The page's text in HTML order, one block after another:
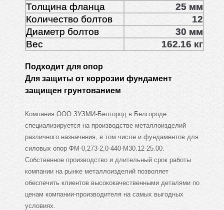
Толщина фланца
25 мм
Количество болтов
12
Диаметр болтов
30 мм
Вес
162.16 кг
Подходит для опор
Для защиты от коррозии фундамент
защищен грунтованием
Компания ООО ЗУЗМИ-Белгород в Белгороде
специализируется на производстве металлоизделий
различного назначения, в том числе и фундаментов для
силовых опор ФМ-0,273-2,0-440-М30.12-25.00.
Собственное производство и длительный срок работы
компании на рынке металлоизделий позволяет
обеспечить клиентов высококачественными деталями по
ценам компании-производителя на самых выгодных
условиях.